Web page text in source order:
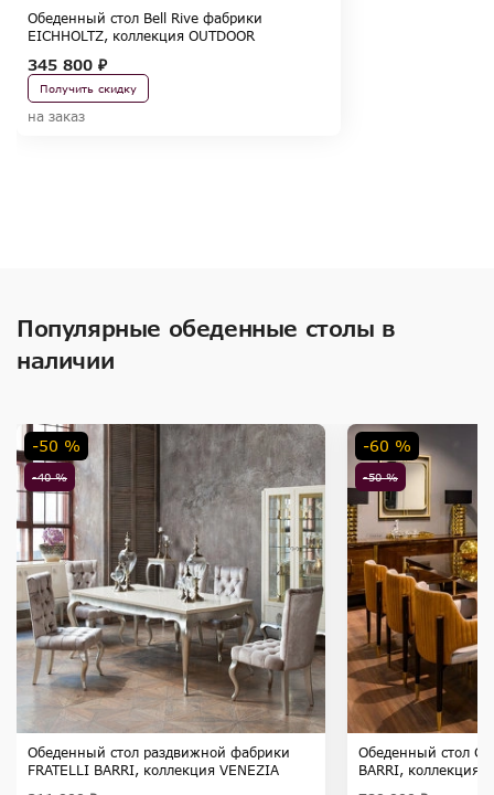
Обеденный стол Bell Rive фабрики
EICHHOLTZ, коллекция OUTDOOR
345 800 ₽
Получить скидку
на заказ
Популярные обеденные столы в
наличии
-40 %
-50 %
Обеденный стол раздвижной фабрики
FRATELLI BARRI, коллекция VENEZIA
-50 %
-60 %
Обеденный стол
BARRI, коллекция